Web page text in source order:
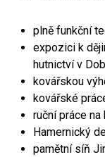
plně funkční
expozici k
hutnictví v
kovářskou
kovářské
ruční práce na
Hamernický
pamětní síň